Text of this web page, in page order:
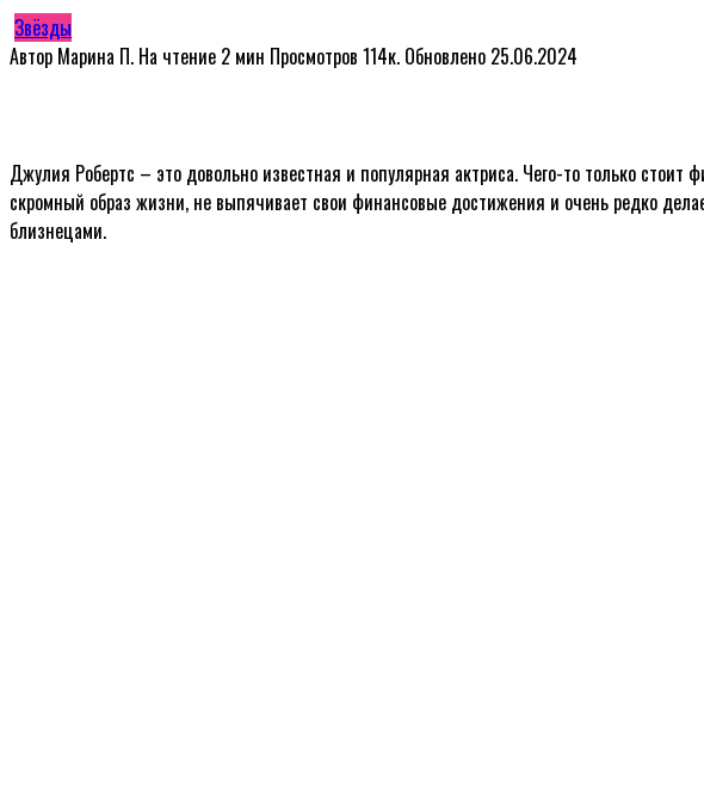
Звёзды
Автор Марина П. На чтение 2 мин Просмотров 114к. Обновлено 25.06.2024
Джулия Робертс – это довольно известная и популярная актриса. Чего-то только
скромный образ жизни, не выпячивает свои финансовые достижения и очень редко
близнецами.